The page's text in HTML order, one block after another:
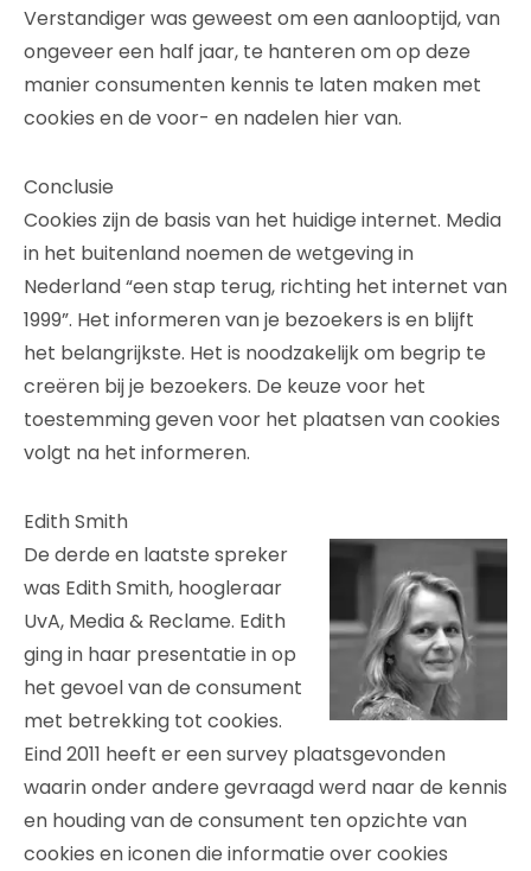
Verstandiger was geweest om een aanlooptijd, van
ongeveer een half jaar, te hanteren om op deze
manier consumenten kennis te laten maken met
cookies en de voor- en nadelen hier van.
Conclusie
Cookies zijn de basis van het huidige internet. Media
in het buitenland noemen de wetgeving in
Nederland “een stap terug, richting het internet van
1999”. Het informeren van je bezoekers is en blijft
het belangrijkste. Het is noodzakelijk om begrip te
creëren bij je bezoekers. De keuze voor het
toestemming geven voor het plaatsen van cookies
volgt na het informeren.
Edith Smith
De derde en laatste spreker
was Edith Smith, hoogleraar
UvA, Media & Reclame. Edith
ging in haar presentatie in op
het gevoel van de consument
met betrekking tot cookies.
Eind 2011 heeft er een survey plaatsgevonden
waarin onder andere gevraagd werd naar de kennis
en houding van de consument ten opzichte van
cookies en iconen die informatie over cookies